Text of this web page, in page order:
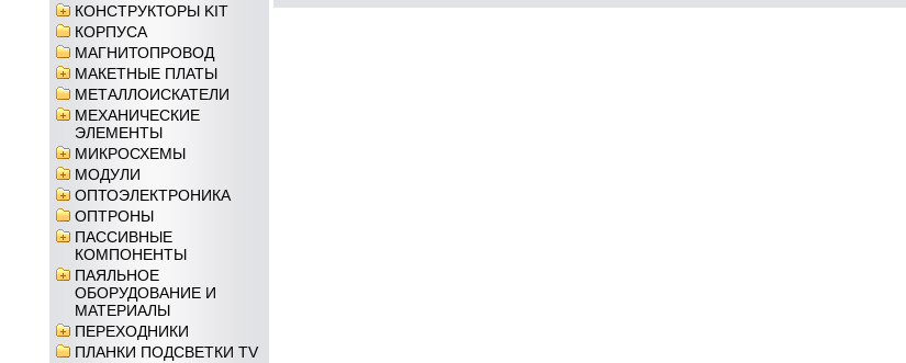
КОНСТРУКТОРЫ KIT
КОРПУСА
МАГНИТОПРОВОД
МАКЕТНЫЕ ПЛАТЫ
МЕТАЛЛОИСКАТЕЛИ
МЕХАНИЧЕСКИЕ
ЭЛЕМЕНТЫ
МИКРОСХЕМЫ
МОДУЛИ
ОПТОЭЛЕКТРОНИКА
ОПТРОНЫ
ПАССИВНЫЕ
КОМПОНЕНТЫ
ПАЯЛЬНОЕ
ОБОРУДОВАНИЕ И
МАТЕРИАЛЫ
ПЕРЕХОДНИКИ
ПЛАНКИ ПОДСВЕТКИ TV